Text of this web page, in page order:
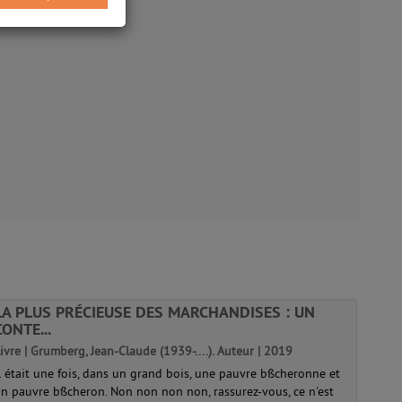
PLUS PRÉCIEUSE DES MARCHANDISES : UN
| Grumberg, Jean-Claude (1939-....). Auteur | 2019
était une fois, dans un grand bois, une pauvre bßcheronne et
pauvre bßcheron. Non non non non, rassurez-vous, ce n'est